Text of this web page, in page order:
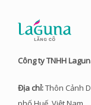
Công ty TNHH
Địa chỉ:Thôn Cảnh